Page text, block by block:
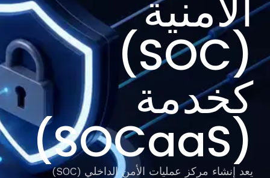
(SOC)
كخدمة
(SOCaaS)
يعد إنشاء مركز عمليات الأمن الداخلي (SOC)